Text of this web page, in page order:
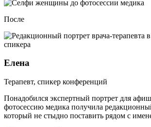
После
Елена
Терапевт, спикер конференций
Понадобился экспертный портрет для
фотосессию медика получила
который не стыдно поставить рядом с